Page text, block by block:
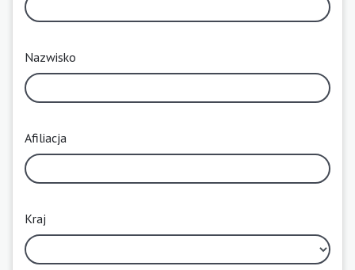
Nazwisko
Afiliacja
Kraj